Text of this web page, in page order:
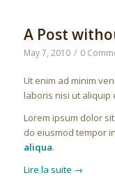
A Post
May 7, 2010 / 0
Ut enim ad minim
laboris nisi ut aliquip
Lorem ipsum dolor
do eiusmod tempor
aliqua.
Lire la suite →